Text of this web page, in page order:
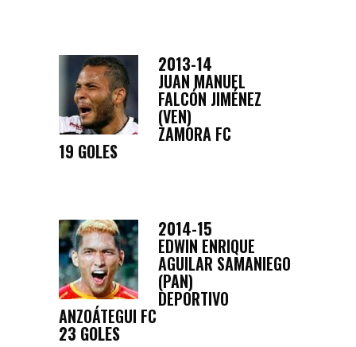
2013-14
JUAN MANUEL
FALCÓN JIMÉNEZ
(VEN)
ZAMORA FC
19 GOLES
2014-15
EDWIN ENRIQUE
AGUILAR SAMANIEGO
(PAN)
DEPORTIVO
ANZOÁTEGUI FC
23 GOLES